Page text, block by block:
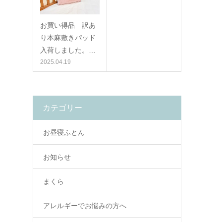
お買い得品 訳あ
り本麻敷きパッド
入荷しました。…
2025.04.19
カテゴリー
お昼寝ふとん
お知らせ
まくら
アレルギーでお悩みの方へ